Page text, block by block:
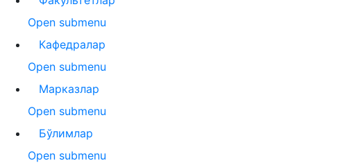
Open submenu
Кафедралар
Open submenu
Марказлар
Open submenu
Бўлимлар
Open submenu